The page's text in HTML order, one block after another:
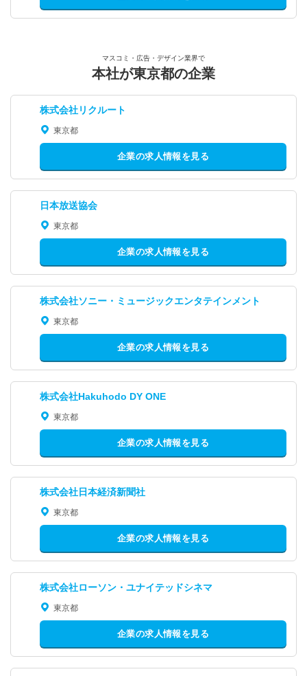
マスコミ・広告・デザイン業界で
本社が東京都の企業
株式会社リクルート
東京都
企業の求人情報を見る
日本放送協会
東京都
企業の求人情報を見る
株式会社ソニー・ミュージックエンタテインメント
東京都
企業の求人情報を見る
株式会社Hakuhodo DY ONE
東京都
企業の求人情報を見る
株式会社日本経済新聞社
東京都
企業の求人情報を見る
株式会社ローソン・ユナイテッドシネマ
東京都
企業の求人情報を見る